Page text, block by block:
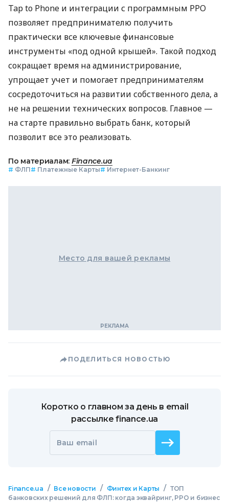
Tap to Phone и интеграции с программным РРО
позволяет предпринимателю получить
практически все ключевые финансовые
инструменты «под одной крышей». Такой подход
сокращает время на администрирование,
упрощает учет и помогает предпринимателям
сосредоточиться на развитии собственного дела, а
не на решении технических вопросов. Главное —
на старте правильно выбрать банк, который
позволит все это реализовать.
По материалам: Finance.ua
# ФЛП# Платежные Карты# Интернет-Банкинг
Место для вашей рекламы
ПОДЕЛИТЬСЯ НОВОСТЬЮ
Коротко о главном за день в email
рассылке finance.ua
Ваш email
Finance.ua / Все новости / Финтех и Карты / ТОП
банковских решений для ФЛП: когда эквайринг, РРО и бизнес